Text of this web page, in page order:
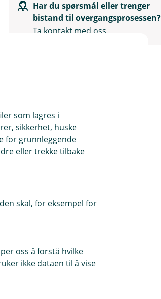
Har du spørsmål eller trenger
bistand til overgangsprosessen?
Ta kontakt med oss
som lagres i
sikkerhet, huske
for grunnleggende
eller trekke tilbake
skal, for eksempel for
oss å forstå hvilke
ikke dataen til å vise